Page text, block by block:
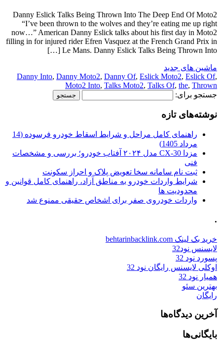
Danny Eslick Talks Being Thrown Into The Deep End Of Moto2
“I’ve been thrown to the wolves and they’re eating me up right
now…” American Danny Eslick talks about his first day in Moto2
filling in for injured rider Efren Vasquez at the French Grand Prix in
Le Mans. Danny Eslick Talks Being Thrown Into […]
ماشین های جدید
Danny Into, Danny Moto2, Danny Of, Eslick Moto2, Eslick Of,
Moto2 Into, Talks Moto2, Talks Of, the, Thrown
جستجو برای:
نوشته‌های تازه
راهنمای کامل مراحل و شرایط اسقاط خودرو فرسوده (14
مرداد 1405)
مزدا CX-30 مدل ۲۰۲۴ آفتاب خودرو؛ بررسی و مشخصات
فنی
ثبت نام سامانه سخا تعویض پلاک و احراز سکونت
شرایط واردات خودرو به مناطق آزاد، راهنمای کامل قوانین و
محدودیت ها
واردات خودروی صفر برای اشخاص حقیقی ممنوع شد
.
خرید بک لینک behtarinbacklink.com
لایسنس نود32
پسورد نود 32
اوکلی لایسنس رایگان نود 32
همیار نود 32
بهترین سئو
رایگان
آخرین دیدگاه‌ها
بایگانی‌ها